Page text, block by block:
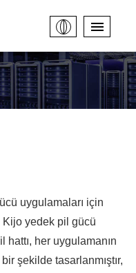
uygulamaları için
yedek pil gücü
hattı, her uygulamanın
şekilde tasarlanmıştır,